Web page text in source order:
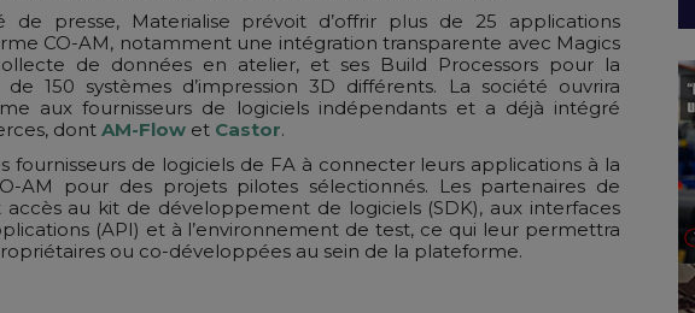
de presse, Materialise prévoit d’offrir plus de 25 applications
CO-AM, notamment une intégration transparente avec Magics
de données en atelier, et ses Build Processors pour la
150 systèmes d’impression 3D différents. La société ouvrira
aux fournisseurs de logiciels indépendants et a déjà intégré
dont AM-Flow et Castor.
fournisseurs de logiciels de FA à connecter leurs applications à la
AM pour des projets pilotes sélectionnés. Les partenaires de
au kit de développement de logiciels (SDK), aux interfaces
(API) et à l’environnement de test, ce qui leur permettra
ou co-développées au sein de la plateforme.